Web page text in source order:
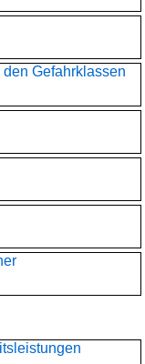
Gefahrklassen